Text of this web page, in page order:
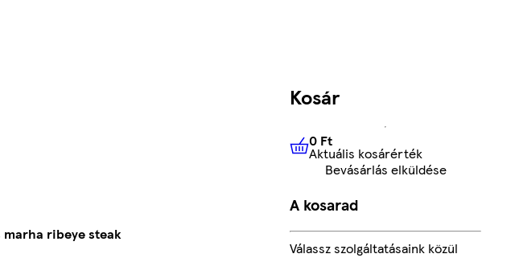
ribeye steak
Kosár
0 FtAktuális kosárérték
0 Ft
Aktuális kosárérték
Bevásárlás elküldése
A kosarad
Válassz szolgáltatásaink közül